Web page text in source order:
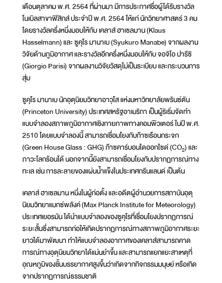
เดือนตุลาคม พ.ศ. 2564 ที่ผ่านมา มีการประกาศชื่อผู้ได้รับรางวัล
โนเบิลสาขาฟิสิกส์ ประจำปี พ.ศ. 2564 ให้แก่ นักวิทยาศาสตร์ 3 คน
โดยรางวัลครึ่งหนึ่งมอบให้กับ เคลาส์ ฮาเซลมาน (Klaus
Hasselmann) และ ซูคุโร มานาเบ (Syukuro Manabe) จากผลงาน
วิจัยด้านภูมิอากาศ และรางวัลอีกครึ่งหนึ่งมอบให้กับ จอจิโอ ปารีซิ
(Giorgio Parisi) จากผลงานวิจัยวัสดุไม่เป็นระเบียบ และกระบวนการ
สุ่ม
ซูคุโร มานาเบ นักอุตุนิยมวิทยาอาวุโส แห่งมหาวิทยาลัยพรินซ์ตัน
(Princeton University) ประเทศสหรัฐอาเมริกา เป็นผู้ริเริ่มจัดทำ
แบบจำลองสภาพภูมิอากาศเชิงกายภาพทางคอมพิวเตอร์ ในปี พ.ศ.
2510 โดยแบบจำลองนี้ สามารถเชื่อมโยงกับก๊าซเรือนกระจก
(Green House Glass : GHG) ก๊าซคาร์บอนไดออกไซด์ (CO2) และ
ภาวะโลกร้อนได้ นอกจากนี้ยังสามารถเชื่อมโยงกับปรากฏการณ์ทาง
ทะเล เช่น การละลายของแผ่นน้ำแข็งในประเทศกรีนแลนด์ เป็นต้น
เคลาส์ ฮาเซลมาน หนึ่งในผู้ก่อตั้ง และอดีตผู้อำนวยการสถาบันอุตุ
นิยมวิทยาแมกซ์พลังค์ (Max Planck Institute for Meteorology)
ประเทศเยอรมัน ได้นำแบบจำลองของซูคุโรที่เชื่อมโยงปรากฏการณ์
ระยะสั้นซึ่งสามารถก่อให้เกิดปรากฏการณ์ทางสภาพภูมิอากาศระยะ
ยาวได้มาพัฒนา ทำให้แบบจำลองอากาศของเคลาส์สามารถคาด
การณ์ทางอุตุนิยมวิทยาได้แม่นยำขึ้น และสามารถแยกแยะสาเหตุที่
อุณหภูมิของชั้นบรรยากาศสูงขึ้นว่าเกิดจากกิจกรรมมนุษย์ หรือเกิด
จากปรากฏการณ์ธรรมชาติ